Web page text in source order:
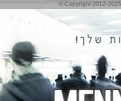
© Copyright 2012-